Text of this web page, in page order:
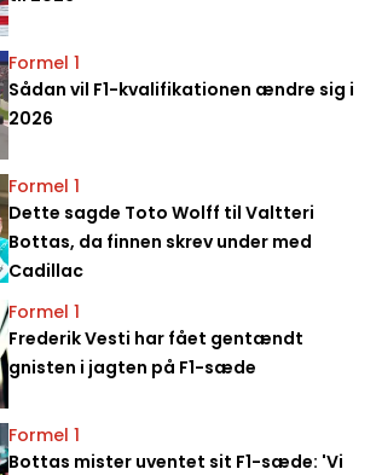
Formel 1
Sådan vil F1-kvalifikationen ændre sig i
2026
Formel 1
Dette sagde Toto Wolff til Valtteri
Bottas, da finnen skrev under med
Cadillac
Formel 1
Frederik Vesti har fået gentændt
gnisten i jagten på F1-sæde
Formel 1
Bottas mister uventet sit F1-sæde: 'Vi